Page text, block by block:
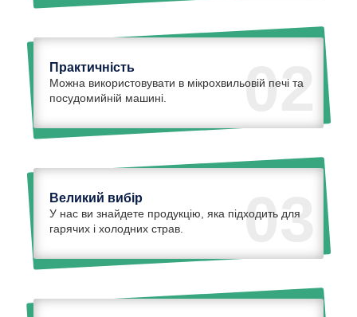
02
Практичність
Можна використовувати в мікрохвильовій печі та
посудомийній машині.
03
Великий вибір
У нас ви знайдете продукцію, яка підходить для
гарячих і холодних страв.